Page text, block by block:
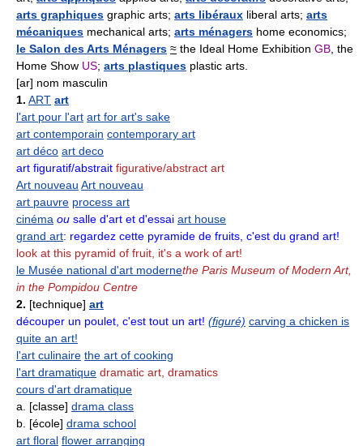
arts graphiques graphic arts; arts libéraux liberal arts; arts
mécaniques mechanical arts; arts ménagers home economics;
le Salon des Arts Ménagers ≈ the Ideal Home Exhibition GB , the
Home Show US; arts plastiques plastic arts.
[ar] nom masculin
1. ART art
l'art pour l'art art for art's sake
art contemporain contemporary art
art déco art deco
art figuratif/abstrait figurative/abstract art
Art nouveau Art nouveau
art pauvre process art
cinéma ou salle d'art et d'essai art house
grand art: regardez cette pyramide de fruits, c'est du grand art!
look at this pyramid of fruit, it's a work of art!
le Musée national d'art modernethe Paris Museum of Modern Art,
in the Pompidou Centre
2. [technique] art
découper un poulet, c'est tout un art! (figuré) carving a chicken is
quite an art!
l'art culinaire the art of cooking
l'art dramatique dramatic art, dramatics
cours d'art dramatique
a. [classe] drama class
b. [école] drama school
art floral flower arranging